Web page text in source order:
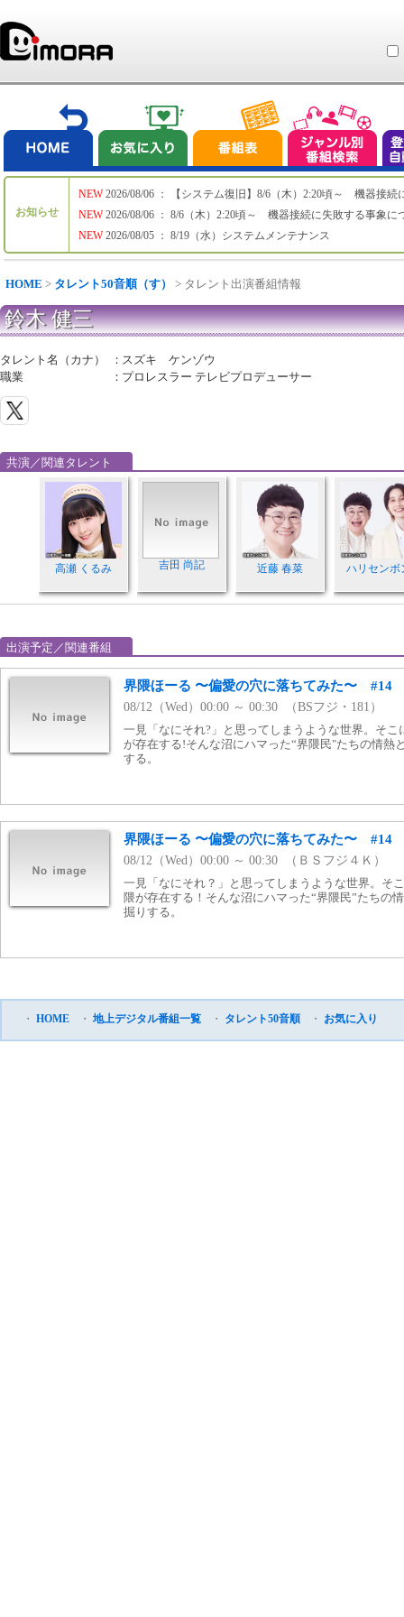
お知らせ
NEW
NEW
NEW
2026/08/06 ： 【システム復旧】8/6（木）2:20頃～ 機器接続
2026/08/06 ： 8/6（木）2:20頃～ 機器接続に失敗する事象に
2026/08/05 ： 8/19（水）システムメンテナンス
HOME > タレント50音順（す） > タレント出演番組情報
鈴木 健三
タレント名（カナ） ： スズキ ケンゾウ
職業
： プロレスラー テレビプロデューサー
共演／関連タレント
高瀬 くるみ 吉田 尚記 近藤 春菜 ハリセンボ
出演予定／関連番組
界隈ほーる 〜偏愛の穴に落ちてみた〜 #14
08/12（Wed）00:00 ～ 00:30 （BSフジ・181）
一見「なにそれ?」と思ってしまうような世界。そ
が存在する!そんな沼にハマった“界隈民"たちの情熱
する。
界隈ほーる 〜偏愛の穴に落ちてみた〜 #14
08/12（Wed）00:00 ～ 00:30 （ＢＳフジ４Ｋ）
一見「なにそれ？」と思ってしまうような世界。そ
隈が存在する！そんな沼にハマった“界隈民”たちの
掘りする。
・ HOME ・ 地上デジタル番組一覧 ・ タレント50音順 ・ お気に入り